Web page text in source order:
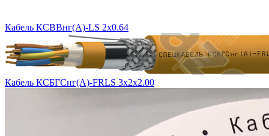
Кабель КСВВнг(A)-LS 2х0.64
Кабель КСБГСнг(А)-FRLS 3х2х2.00